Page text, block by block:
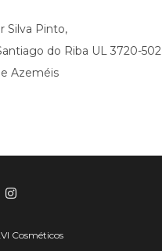
Silva Pinto,
do Riba UL 3720-502
Azeméis
Cosméticos